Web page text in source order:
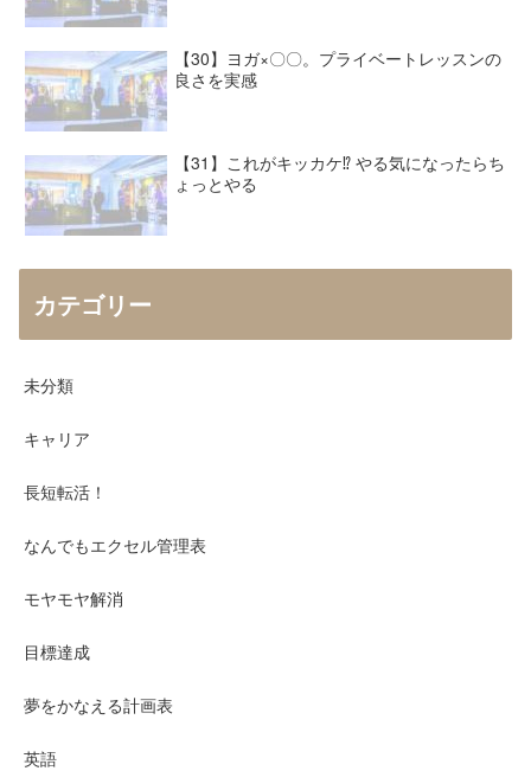
【30】ヨガ×〇〇。プライベートレッスンの
良さを実感
【31】これがキッカケ⁉︎ やる気になったらち
ょっとやる
カテゴリー
未分類
キャリア
長短転活！
なんでもエクセル管理表
モヤモヤ解消
目標達成
夢をかなえる計画表
英語